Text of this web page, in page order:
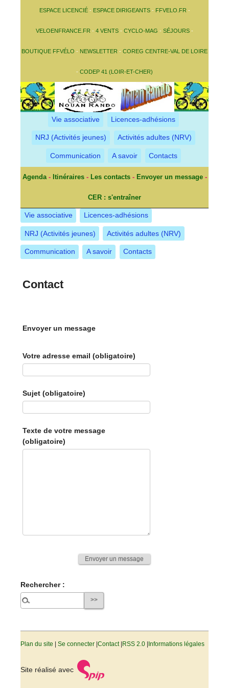
ESPACE LICENCIÉ- ESPACE DIRIGEANTS- FFVELO.FR -
VELOENFRANCE.FR - 4 VENTS - CYCLO-MAG - SÉJOURS -
BOUTIQUE FFVÉLO - NEWSLETTER - COREG CENTRE-VAL DE LOIRE
- CODEP 41 (LOIR-ET-CHER)
Vie associative Licences-adhésions
NRJ (Activités jeunes) Activités adultes (NRV)
Communication A savoir Contacts
Agenda- Itinéraires- Les contacts- Envoyer un message-
CER : s'entraîner
Vie associative Licences-adhésions
NRJ (Activités jeunes) Activités adultes (NRV)
Communication A savoir Contacts
Contact
Envoyer un message
Votre adresse email (obligatoire)
Sujet (obligatoire)
Texte de votre message
(obligatoire)
Rechercher :
Plan du site |Se connecter |Contact| RSS 2.0 Informations légales
Site réalisé avec